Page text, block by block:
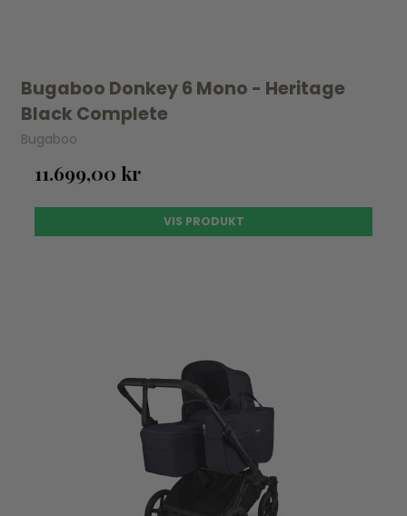
Bugaboo Donkey 6 Mono - Heritage
Black Complete
Bugaboo
11.699,00 kr
VIS PRODUKT